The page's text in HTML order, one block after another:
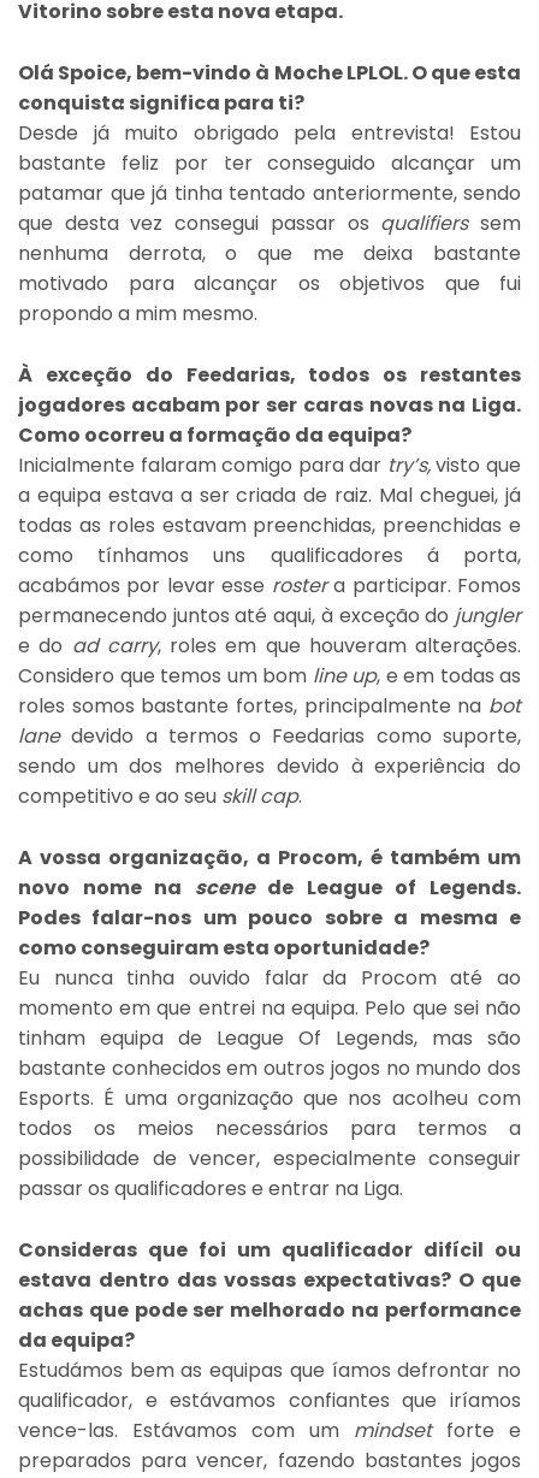
Vitorino sobre esta nova etapa.
Olá Spoice, bem-vindo à Moche LPLOL. O que esta
conquista significa para ti?
Desde já muito obrigado pela entrevista! Estou
bastante feliz por ter conseguido alcançar um
patamar que já tinha tentado anteriormente, sendo
que desta vez consegui passar os qualifierssem
nenhuma derrota, o que me deixa bastante
motivado para alcançar os objetivos que fui
propondo a mim mesmo.
À exceção do Feedarias, todos os restantes
jogadores acabam por ser caras novas na Liga.
Como ocorreu a formação da equipa?
Inicialmente falaram comigo para dar try’s,visto que
a equipa estava a ser criada de raiz. Mal cheguei, já
todas as roles estavam preenchidas, preenchidas e
como tínhamos uns qualificadores á porta,
acabámos por levar esse rostera participar. Fomos
permanecendo juntos até aqui, à exceção do jungler
e do ad carry, roles em que houveram alterações.
Considero que temos um bom line up, e em todas as
roles somos bastante fortes, principalmente na bot
lanedevido a termos o Feedarias como suporte,
sendo um dos melhores devido à experiência do
competitivo e ao seu skill cap.
A vossa organização, a Procom, é também um
novo nome na scenede League of Legends.
Podes falar-nos um pouco sobre a mesma e
como conseguiram esta oportunidade?
Eu nunca tinha ouvido falar da Procom até ao
momento em que entrei na equipa. Pelo que sei não
tinham equipa de League Of Legends, mas são
bastante conhecidos em outros jogos no mundo dos
Esports. É uma organização que nos acolheu com
todos os meios necessários para termos a
possibilidade de vencer, especialmente conseguir
passar os qualificadores e entrar na Liga.
Consideras que foi um qualificador difícil ou
estava dentro das vossas expectativas? O que
achas que pode ser melhorado na performance
da equipa?
Estudámos bem as equipas que íamos defrontar no
qualificador, e estávamos confiantes que iríamos
vence-las. Estávamos com um mindsetforte e
preparados para vencer, fazendo bastantes jogos